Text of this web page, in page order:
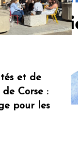
et de
de Corse :
pour les